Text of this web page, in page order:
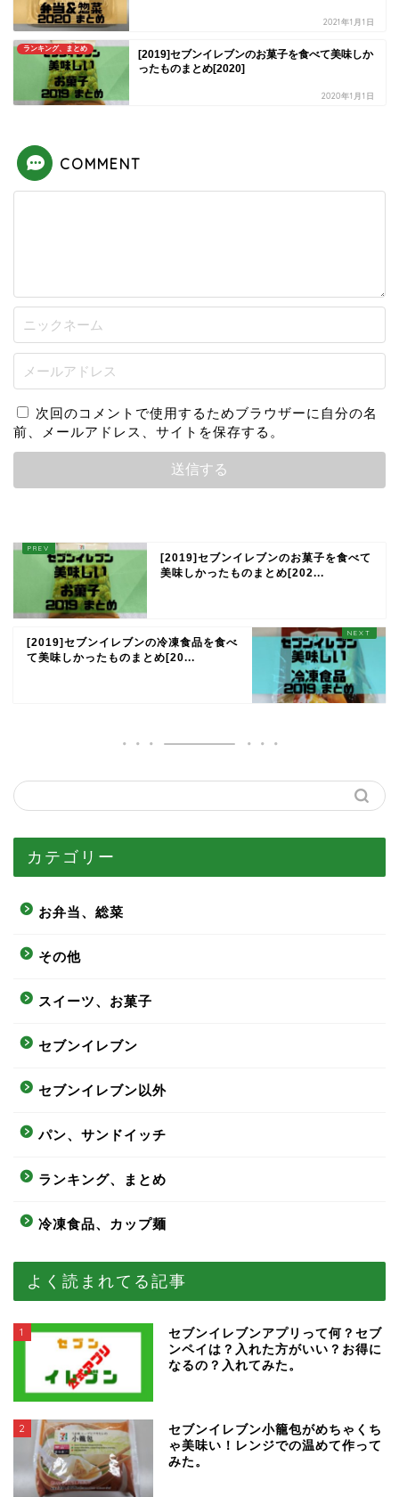
2021年1月1日
ランキング、まとめ
[2019]セブンイレブンのお菓子を食べて美味しか
ったものまとめ[2020]
2020年1月1日
COMMENT
次回のコメントで使用するためブラウザーに自分の名
前、メールアドレス、サイトを保存する。
[2019]セブンイレブンのお菓子を食べて
美味しかったものまとめ[202...
[2019]セブンイレブンの冷凍食品を食べ
て美味しかったものまとめ[20...
カテゴリー
お弁当、総菜
その他
スイーツ、お菓子
セブンイレブン
セブンイレブン以外
パン、サンドイッチ
ランキング、まとめ
冷凍食品、カップ麺
よく読まれてる記事
1
セブンイレブンアプリって何？セブ
ンペイは？入れた方がいい？お得に
なるの？入れてみた。
2
セブンイレブン小籠包がめちゃくち
ゃ美味い！レンジでの温めて作って
みた。